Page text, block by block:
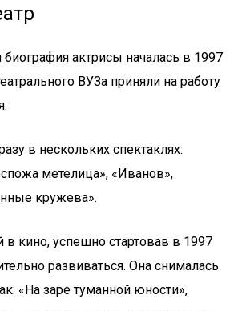
актрисы началась в 1997
ВУЗа приняли на работу
в нескольких спектаклях:
метелица», «Иванов»,
кружева».
в кино, успешно стартовав в 1997
развиваться. Она снималась
«На заре туманной юности»,